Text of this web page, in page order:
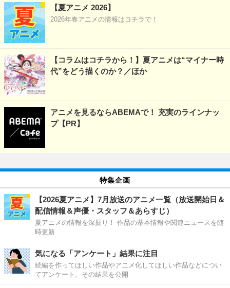
【夏アニメ 2026】
2026年春アニメの情報はコチラで！
【コラムはコチラから！】夏アニメは“マイナー時
代”をどう描くのか？／ほか
アニメを見るならABEMAで！ 充実のラインナッ
プ【PR】
特集企画
【2026夏アニメ】7月放送のアニメ一覧（放送開始日＆
配信情報＆声優・スタッフ＆あらすじ）
夏アニメの情報を深掘り！ 作品の基本情報や関連ニュースを随
時更新
気になる「アンケート」結果に注目
続編を作ってほしい作品やアニメ化してほしい作品などについ
てアンケート、その結果を公開